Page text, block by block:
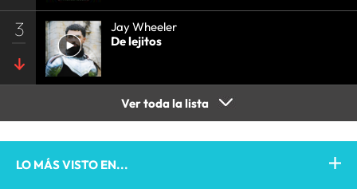
3
Jay Wheeler
De lejitos
Ver toda la lista
LO MÁS VISTO EN...